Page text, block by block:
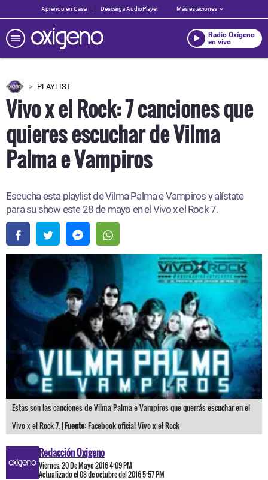
Aprendo en Casa Descarga AudioPlayer Más estaciones
Radio Oxígeno
en vivo
PLAYLIST
Vivo x el Rock: 7 canciones que
quieres escuchar de Vilma
Palma e Vampiros
Escucha esta playlist de Vilma Palma e Vampiros y alístate
para su show este 28 de mayo en el Vivo x el Rock 7.
Estas son las canciones de Vilma Palma e Vampiros que querrás escuchar en el
Vivo x el Rock 7. |Fuente:Facebook oficial Vivo x el Rock
Redacción Oxigeno
Viernes, 20 De Mayo 2016 4:09 PM
Actualizado el 08 de octubre del 2016 5:57 PM